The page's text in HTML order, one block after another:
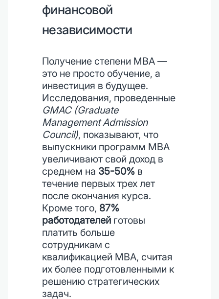
финансовой
независимости
Получение степени MBA —
это не просто обучение, а
инвестиция в будущее.
Исследования, проведенные
GMAC (Graduate
Management Admission
Council), показывают, что
выпускники программ MBA
увеличивают свой доход в
среднем на 35-50% в
течение первых трех лет
после окончания курса.
Кроме того, 87%
работодателей готовы
платить больше
сотрудникам с
квалификацией MBA, считая
их более подготовленными к
решению стратегических
задач.